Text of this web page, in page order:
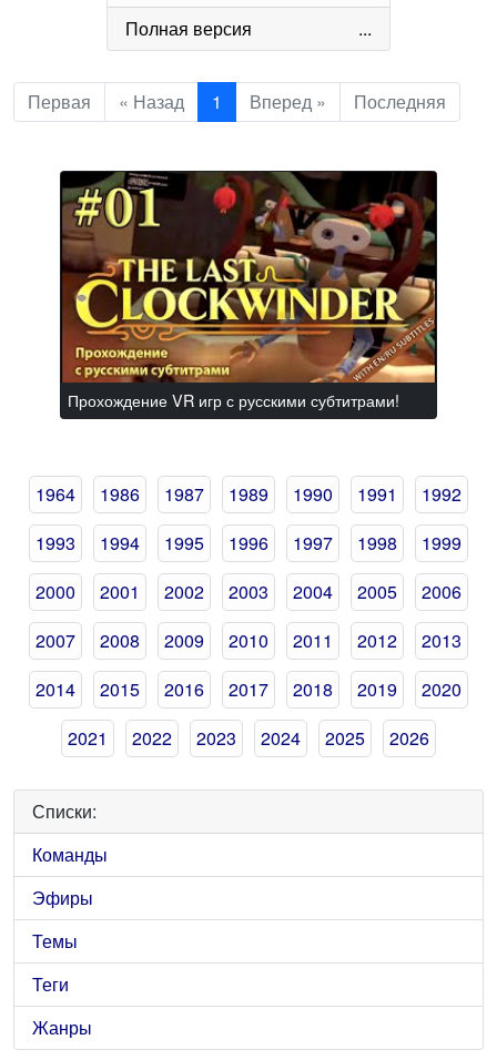
Полная версия ...
Первая « Назад 1 Вперед » Последняя
Прохождение VR игр с русскими субтитрами!
1964 1986 1987 1989 1990 1991
1992
1993
1994 1995 1996 1997 1998
1999
2000
2001 2002 2003 2004 2005
2006
2007
2008 2009 2010 2011 2012
2013
2014
2015 2016 2017 2018 2019
2020
2021
2022 2023 2024 2025 2026
Списки:
Команды
Эфиры
Темы
Теги
Жанры